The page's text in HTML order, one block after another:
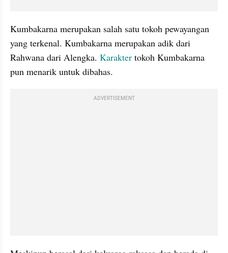
Kumbakarna merupakan salah satu tokoh pewayangan
yang terkenal. Kumbakarna merupakan adik dari
Rahwana dari Alengka. Karakter tokoh Kumbakarna
pun menarik untuk dibahas.
ADVERTISEMENT